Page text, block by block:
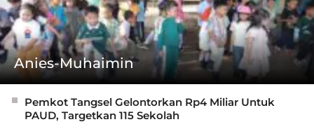
Anies-Muhaimin
Pemkot Tangsel Gelontorkan Rp4 Miliar Untuk
PAUD, Targetkan 115 Sekolah